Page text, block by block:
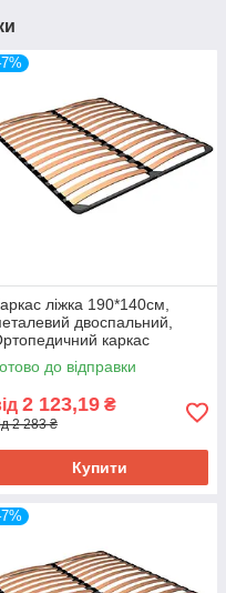
ліжка 190*140см,
двоспальний,
каркас
до відправки
2 123,19 ₴
2 283 ₴
Купити